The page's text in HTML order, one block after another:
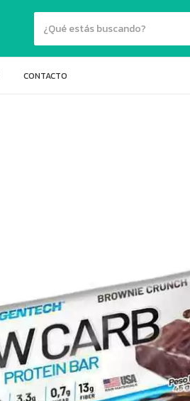
CONTACTO